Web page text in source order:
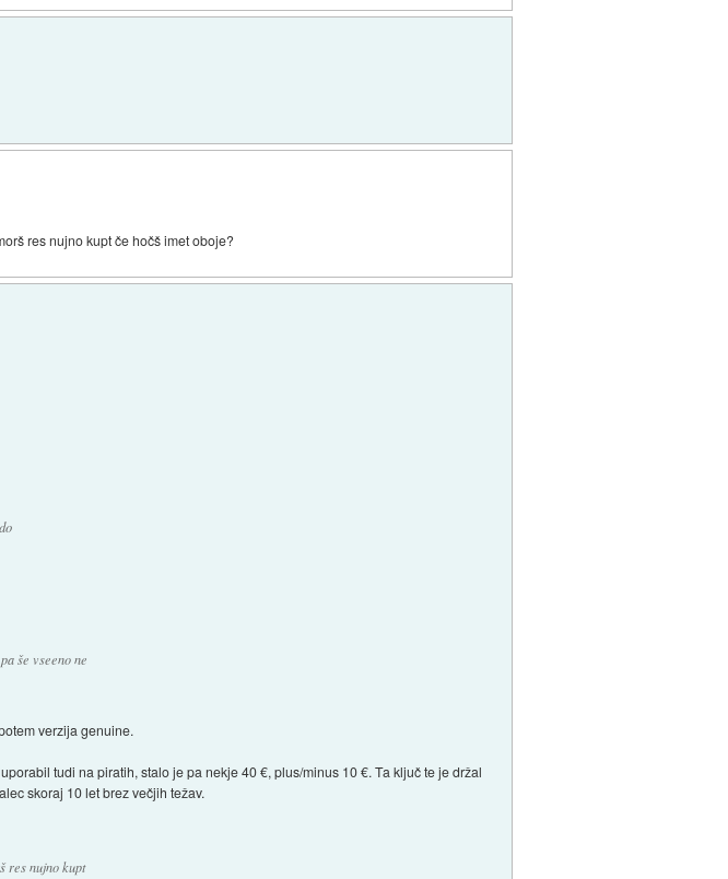
res nujno kupt če hočš imet oboje?
še vseeno ne
verzija genuine.
tudi na piratih, stalo je pa nekje 40 €, plus/minus 10 €. Ta ključ te je držal
skoraj 10 let brez večjih težav.
res nujno kupt